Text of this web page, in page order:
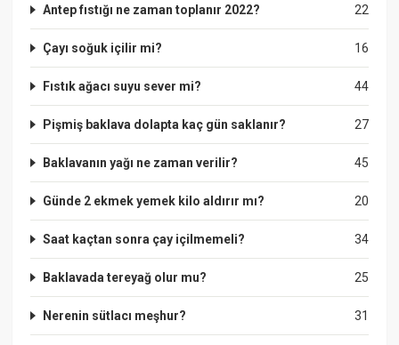
22
Antep fıstığı ne zaman toplanır 2022?
16
Çayı soğuk içilir mi?
44
Fıstık ağacı suyu sever mi?
27
Pişmiş baklava dolapta kaç gün saklanır?
45
Baklavanın yağı ne zaman verilir?
20
Günde 2 ekmek yemek kilo aldırır mı?
34
Saat kaçtan sonra çay içilmemeli?
25
Baklavada tereyağ olur mu?
31
Nerenin sütlacı meşhur?